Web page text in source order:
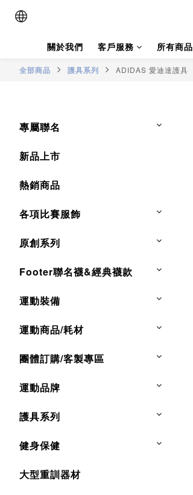
關於我們 客戶服務 所有商品
全部商品 護具系列 ADIDAS 愛迪達護具
專屬聯名
新品上市
熱銷商品
各項比賽服飾
原創系列
Footer聯名襪&經典襪款
運動裝備
運動商品/耗材
團體訂購/客製專區
運動品牌
護具系列
健身保健
大型重訓器材